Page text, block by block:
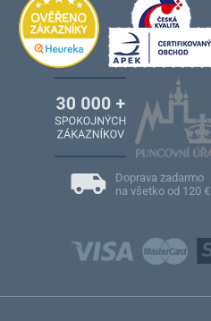
Doprava zadarmo
na všetko od 120 €